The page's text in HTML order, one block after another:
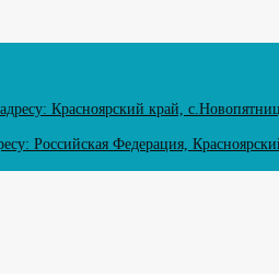
Красноярский край,
Российская Федерация,